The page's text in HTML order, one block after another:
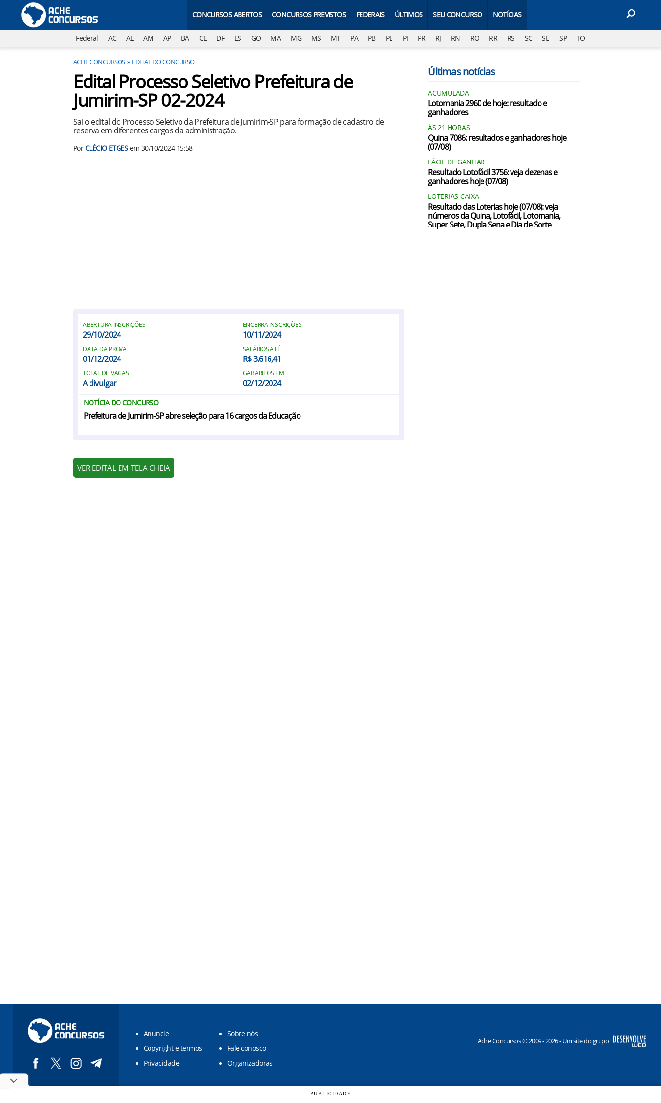
CONCURSOS ABERTOS CONCURSOS PREVISTOS FEDERAIS ÚLTIMOS SEU CONCURSO NOTÍCIAS
Federal AC AL AM AP BA CE DF ES GO MA MG MS MT PA PB PE PI PR RJ RN RO RR RS SC SE SP TO
ACHE CONCURSOS EDITAL DO CONCURSO
Edital Processo Seletivo Prefeitura de
Jumirim-SP 02-2024
Sai o edital do Processo Seletivo da Prefeitura de Jumirim-SP para formação de cadastro de
reserva em diferentes cargos da administração.
PorCLÉCIO ETGESem 30/10/2024 15:58
ABERTURA INSCRIÇÕES
29/10/2024
ENCERRA INSCRIÇÕES
10/11/2024
DATA DA PROVA
01/12/2024
SALÁRIOS ATÉ
R$ 3.616,41
TOTAL DE VAGAS
A divulgar
GABARITOS EM
02/12/2024
NOTÍCIA DO CONCURSO
Prefeitura de Jumirim-SP abre seleção para 16 cargos da Educação
VER EDITAL EM TELA CHEIA
Últimas notícias
ACUMULADA
Lotomania 2960 de hoje: resultado e
ganhadores
ÀS 21 HORAS
Quina 7086: resultados e ganhadores hoje
(07/08)
FÁCIL DE GANHAR
Resultado Lotofácil 3756: veja dezenas e
ganhadores hoje (07/08)
LOTERIAS CAIXA
Resultado das Loterias hoje (07/08): veja
números da Quina, Lotofácil, Lotomania,
Super Sete, Dupla Sena e Dia de Sorte
Anuncie
Sobre nós
Copyright e termos
Fale conosco
Privacidade
Organizadoras
Ache Concursos © 2009 - 2026 - Um site do grupo
PUBLICIDADE